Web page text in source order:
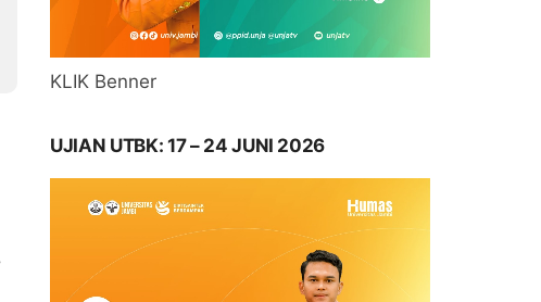
KLIK Benner
UJIAN UTBK: 17 – 24 JUNI 2026